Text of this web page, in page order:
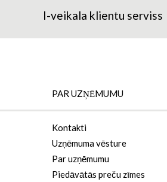
I-veikala klientu serviss
PAR UZŅĒMUMU
Kontakti
Uzņēmuma vēsture
Par uzņēmumu
Piedāvātās preču zīmes